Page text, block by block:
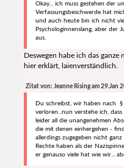
Okay... ich muss gestehen der
Verfassungsbeschwerde hat
und auch heute bin ich nicht
Psychologinnenslang, aber der
aus.
Deswegen habe ich das
hier erklärt, laienverständlich.
Zitat von: Jeanne Rising am 29.Jan
Du schreibst, wir haben nach §
verloren...nun verstehe ich,
leider all die unangenehmen
die mit denen einhergehen -
allerdings zugegeben nicht
Rechte haben als der
er genauso viele hat wie wir...